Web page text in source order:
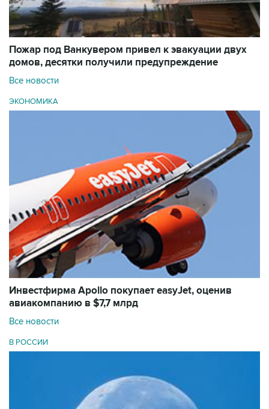
Пожар под Ванкувером привел к эвакуации двух
домов, десятки получили предупреждение
Все новости
ЭКОНОМИКА
Инвестфирма Apollo покупает easyJet, оценив
авиакомпанию в $7,7 млрд
Все новости
В РОССИИ